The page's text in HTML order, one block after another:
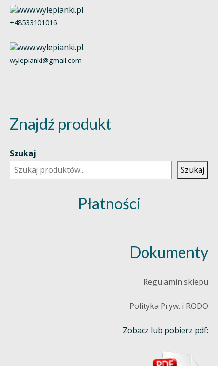
+48533101016
wylepianki@gmail.com
Znajdź produkt
Szukaj
Szukaj
Płatności
Dokumenty
Regulamin sklepu
Polityka Pryw. i RODO
Zobacz lub pobierz pdf: